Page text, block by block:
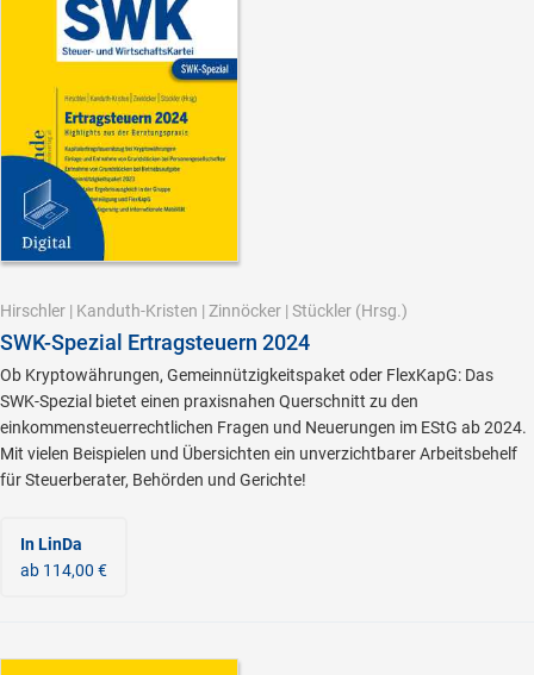
Hirschler | Kanduth-Kristen | Zinnöcker | Stückler (Hrsg.)
SWK-Spezial Ertragsteuern 2024
Ob Kryptowährungen, Gemeinnützigkeitspaket oder FlexKapG: Das
SWK-Spezial bietet einen praxisnahen Querschnitt zu den
einkommensteuerrechtlichen Fragen und Neuerungen im EStG ab 2024.
Mit vielen Beispielen und Übersichten ein unverzichtbarer Arbeitsbehelf
für Steuerberater, Behörden und Gerichte!
In LinDa
ab 114,00 €